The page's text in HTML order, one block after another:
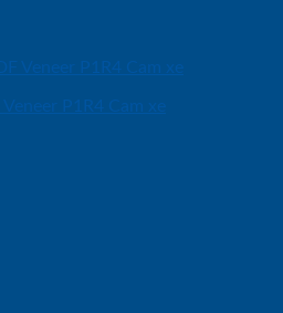
P1R4 Cam xe